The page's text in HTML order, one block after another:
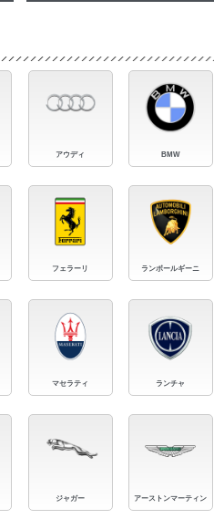
アウディ BMW
フェラーリ ランボールギーニ
マセラティ ランチャ
ジャガー アーストンマーティン